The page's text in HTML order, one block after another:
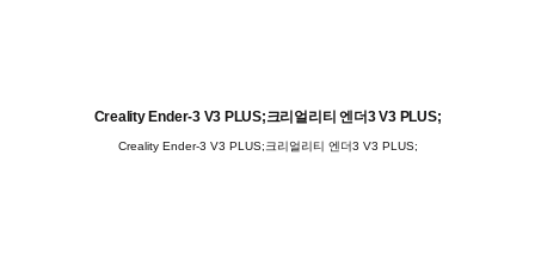
Creality Ender-3 V3 PLUS;크리얼리티 엔더3 V3 PLUS;
Creality Ender-3 V3 PLUS;크리얼리티 엔더3 V3 PLUS;